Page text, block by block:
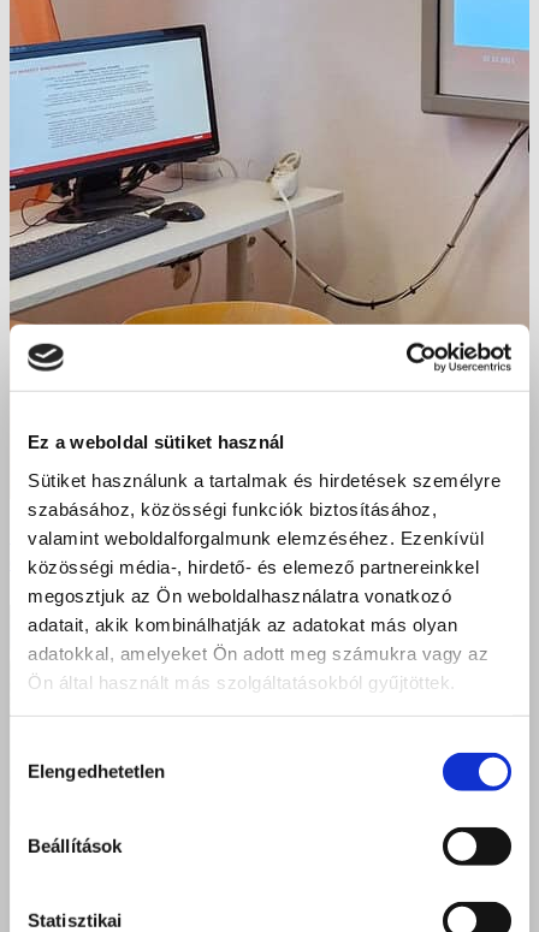
Ez a weboldal sütiket használ
Sütiket használunk a tartalmak és hirdetések személyre
szabásához, közösségi funkciók biztosításához,
valamint weboldalforgalmunk elemzéséhez. Ezenkívül
közösségi média-, hirdető- és elemező partnereinkkel
megosztjuk az Ön weboldalhasználatra vonatkozó
adatait, akik kombinálhatják az adatokat más olyan
adatokkal, amelyeket Ön adott meg számukra vagy az
Ön által használt más szolgáltatásokból gyűjtöttek.
kiválasztása
Elengedhetetlen
Beállítások
Statisztikai
Pályaorientációs nap a Szent Bazilban – jövőtervezés
és képzési lehetőségek Kisvárdán